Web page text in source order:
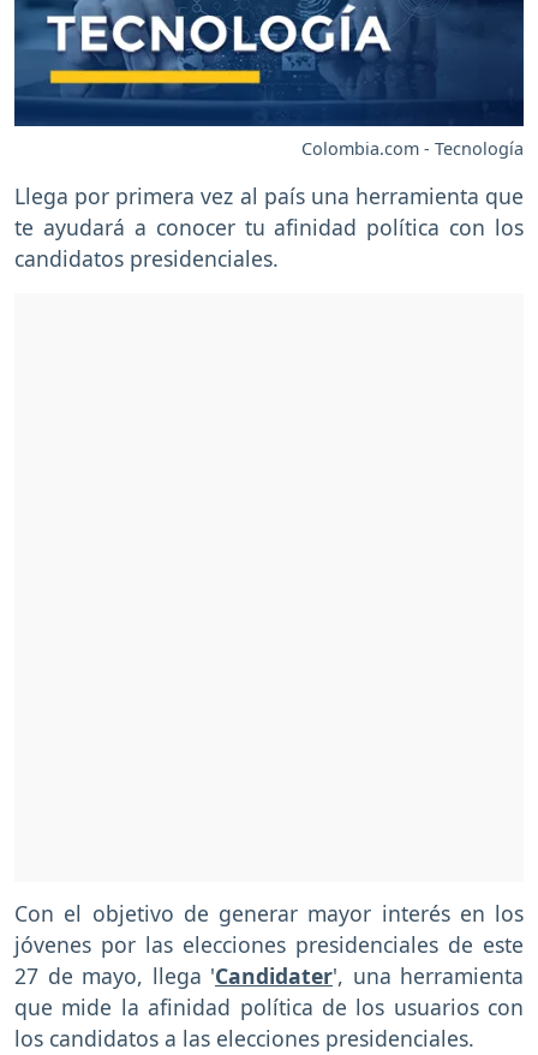
Colombia.com - Tecnología
Llega por primera vez al país una herramienta que
te ayudará a conocer tu afinidad política con los
candidatos presidenciales.
Con el objetivo de generar mayor interés en los
jóvenes por las elecciones presidenciales de este
27 de mayo, llega 'Candidater', una herramienta
que mide la afinidad política de los usuarios con
los candidatos a las elecciones presidenciales.